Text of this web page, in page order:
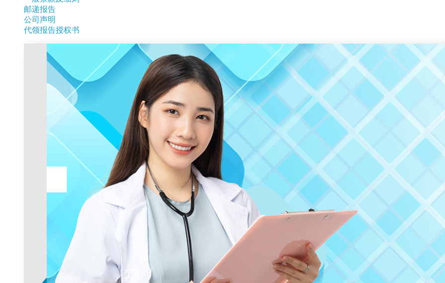
邮递报告
公司声明
代领报告授权书